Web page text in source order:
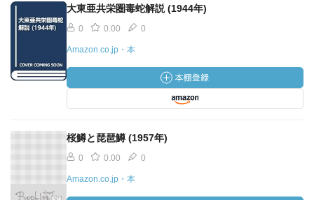
大東亜共栄圏毒蛇解説 (1944年)
0 0.00 0
Amazon.co.jp・本
桜鱒と琵琶鱒 (1957年)
0 0.00 0
Amazon.co.jp・本